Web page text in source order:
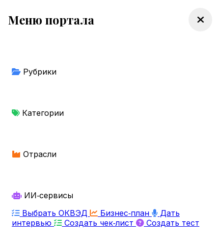
Меню портала
Рубрики
Категории
Отрасли
ИИ‑сервисы
Выбрать ОКВЭД
Бизнес‑план
Дать
интервью
Создать чек‑лист Создать тест